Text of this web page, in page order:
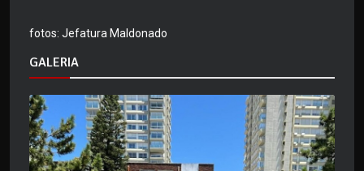
fotos: Jefatura Maldonado
GALERIA